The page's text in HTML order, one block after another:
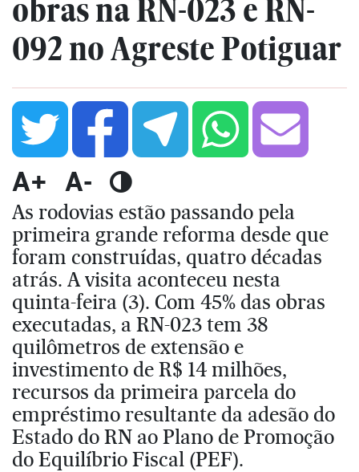
obras na RN-023 e RN-
092 no Agreste Potiguar
A+ A-
As rodovias estão passando pela
primeira grande reforma desde que
foram construídas, quatro décadas
atrás. A visita aconteceu nesta
quinta-feira (3). Com 45% das obras
executadas, a RN-023 tem 38
quilômetros de extensão e
investimento de R$ 14 milhões,
recursos da primeira parcela do
empréstimo resultante da adesão do
Estado do RN ao Plano de Promoção
do Equilíbrio Fiscal (PEF).